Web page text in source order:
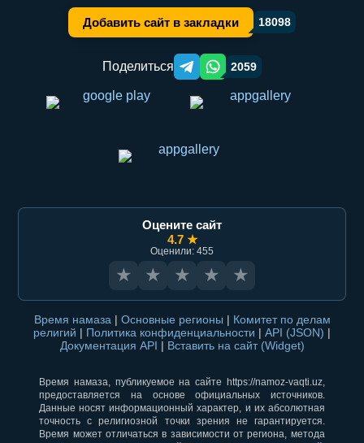
Добавить сайт в закладки 18098
Поделиться Telegram orqali ulashish
WhatsApp orqali ulashish
2059
Оцените сайт
4.7 ★
Оценили: 455
★ ★ ★ ★ ★
Время намаза | Основные регионы | Комитет по делам
религий | Политика конфиденциальности | API (JSON) |
Документация API | Вставить на сайт (Widget)
Время намаза, публикуемое на сайте https://namoz-vaqti.uz,
предоставляется на основе официальных источников.
Данные носят информационный характер, и их абсолютная
точность с религиозной точки зрения не гарантируется.
Время может отличаться в зависимости от региона, метода